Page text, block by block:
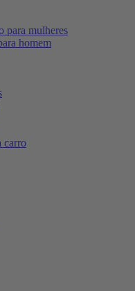
para mulheres
homem
carro